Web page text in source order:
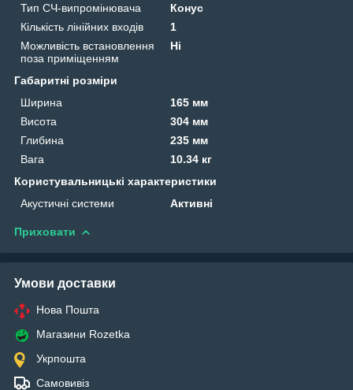
Тип СЧ-випромінювача
Конус
Кількість лінійних входів
1
Можливість встановлення
поза приміщенням
Ні
Габаритні розміри
Ширина
165 мм
Висота
304 мм
Глибина
235 мм
Вага
10.34 кг
Користувальницькі характеристики
Акустичні системи
Активні
Приховати
Умови доставки
Нова Пошта
Магазини Rozetka
Укрпошта
Самовивіз